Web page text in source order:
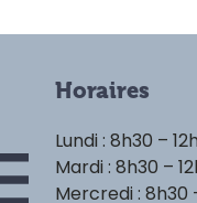
Horaires
Lundi : 8h30 –
Mardi : 8h30 –
Mercredi : 8h30